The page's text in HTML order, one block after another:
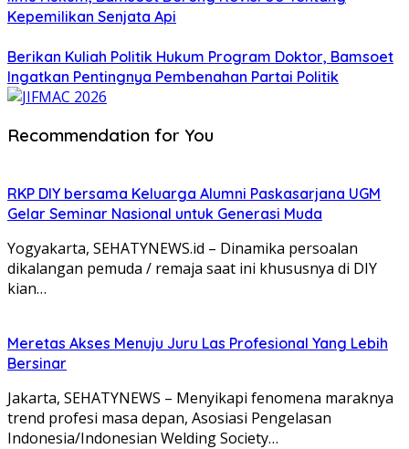
Kepemilikan Senjata Api
Berikan Kuliah Politik Hukum Program Doktor, Bamsoet
Ingatkan Pentingnya Pembenahan Partai Politik
Recommendation for You
RKP DIY bersama Keluarga Alumni Paskasarjana UGM
Gelar Seminar Nasional untuk Generasi Muda
Yogyakarta, SEHATYNEWS.id – Dinamika persoalan
dikalangan pemuda / remaja saat ini khususnya di DIY
kian…
Meretas Akses Menuju Juru Las Profesional Yang Lebih
Bersinar
Jakarta, SEHATYNEWS – Menyikapi fenomena maraknya
trend profesi masa depan, Asosiasi Pengelasan
Indonesia/Indonesian Welding Society…